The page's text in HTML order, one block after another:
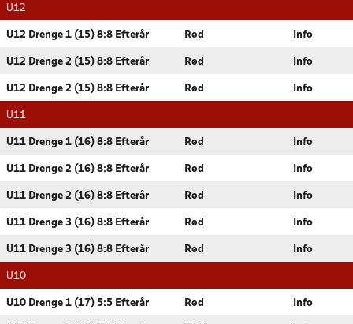
U12
U12 Drenge 1 (15) 8:8 Efterår Rød Info
U12 Drenge 2 (15) 8:8 Efterår Rød Info
U12 Drenge 2 (15) 8:8 Efterår Rød Info
U11
U11 Drenge 1 (16) 8:8 Efterår Rød Info
U11 Drenge 2 (16) 8:8 Efterår Rød Info
U11 Drenge 2 (16) 8:8 Efterår Rød Info
U11 Drenge 3 (16) 8:8 Efterår Rød Info
U11 Drenge 3 (16) 8:8 Efterår Rød Info
U10
U10 Drenge 1 (17) 5:5 Efterår Rød Info